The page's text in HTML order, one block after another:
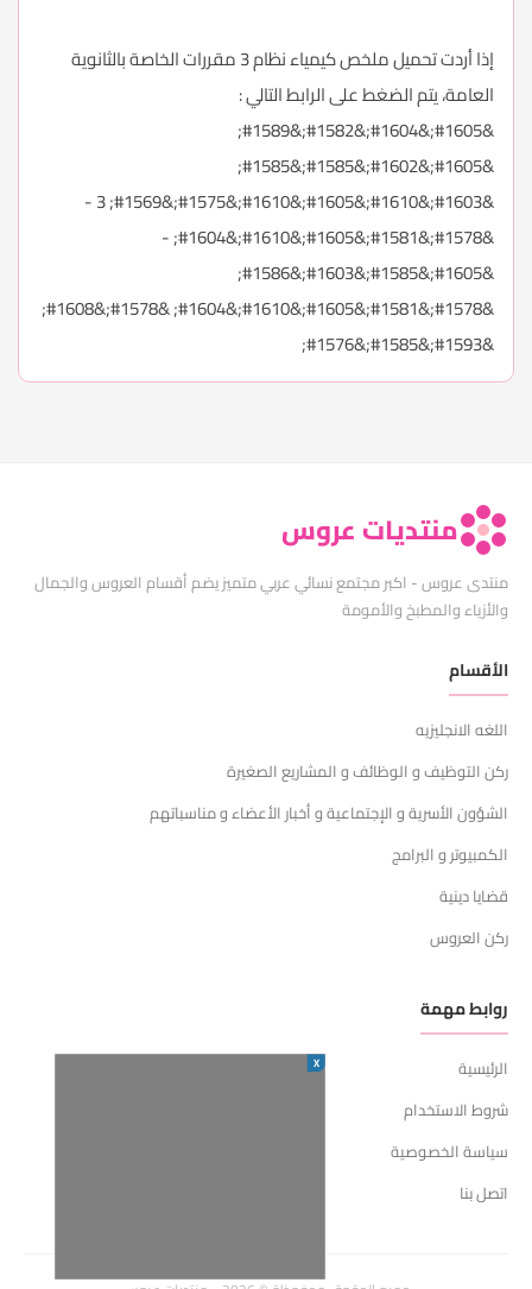
إذا أردت تحميل ملخص كيمياء نظام 3 مقررات الخاصة بالثانوية
العامة، يتم الضغط على الرابط التالي :
&#1605;&#1604;&#1582;&#1589;
&#1605;&#1602;&#1585;&#1585;
&#1603;&#1610;&#1605;&#1610;&#1575;&#1569; 3 -
&#1578;&#1581;&#1605;&#1610;&#1604; -
&#1605;&#1585;&#1603;&#1586;
&#1578;&#1581;&#1605;&#1610;&#1604; &#1578;&#1608;
&#1593;&#1585;&#1576;
منتديات عروس
منتدى عروس - اكبر مجتمع نسائي عربي متميز يضم أقسام العروس والجمال
والأزياء والمطبخ والأمومة
الأقسام
اللغه الانجليزيه
ركن التوظيف و الوظائف و المشاريع الصغيرة
الشؤون الأسرية و الإجتماعية و أخبار الأعضاء و مناسباتهم
الكمبيوتر و البرامج
قضايا دينية
ركن العروس
روابط مهمة
الرئيسية
شروط الاستخدام
سياسة الخصوصية
اتصل بنا
X